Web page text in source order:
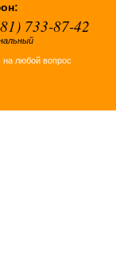
733-87-42
любой вопрос